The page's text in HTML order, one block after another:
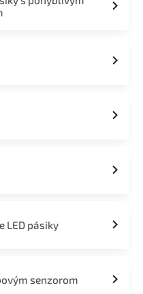
LED pásiky
senzorom